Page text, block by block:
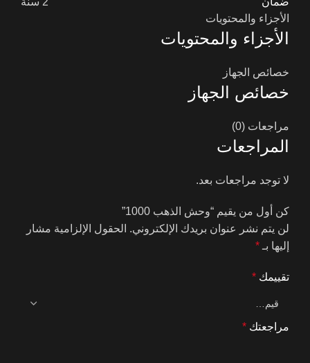
الأجزاء والمحتويات
الأجزاء والمحتويات
خصائص الجهاز
خصائص الجهاز
مراجعات (0)
المراجعات
لا توجد مراجعات بعد.
كن أول من يقيم “وحش الذهب 1000”
لن يتم نشر عنوان بريدك الإلكتروني. الحقول الإلزامية مشار
إليها بـ *
تقييمك *
مراجعتك *